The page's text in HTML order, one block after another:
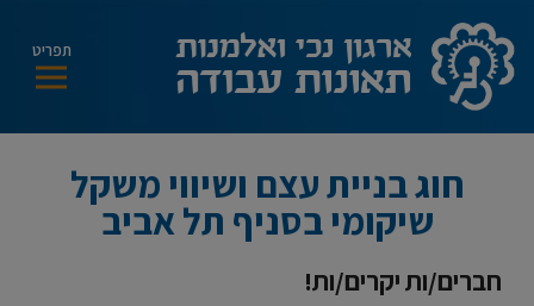
תפריט
חוג בניית עצם ושיווי משקל
שיקומי בסניף תל אביב
חברים/ות יקרים/ות!